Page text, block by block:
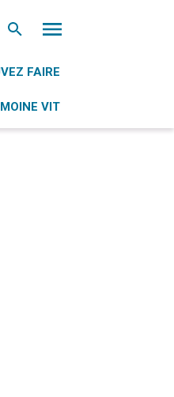
FAIRE
VIT